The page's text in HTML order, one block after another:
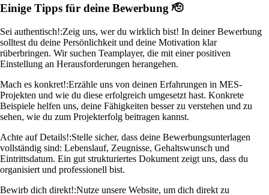
Einige Tipps für deine Bewerbung 🫡
Sei authentisch!:Zeig uns, wer du wirklich bist! In deiner Bewerbung
solltest du deine Persönlichkeit und deine Motivation klar
rüberbringen. Wir suchen Teamplayer, die mit einer positiven
Einstellung an Herausforderungen herangehen.
Mach es konkret!:Erzähle uns von deinen Erfahrungen in MES-
Projekten und wie du diese erfolgreich umgesetzt hast. Konkrete
Beispiele helfen uns, deine Fähigkeiten besser zu verstehen und zu
sehen, wie du zum Projekterfolg beitragen kannst.
Achte auf Details!:Stelle sicher, dass deine Bewerbungsunterlagen
vollständig sind: Lebenslauf, Zeugnisse, Gehaltswunsch und
Eintrittsdatum. Ein gut strukturiertes Dokument zeigt uns, dass du
organisiert und professionell bist.
Bewirb dich direkt!:Nutze unsere Website, um dich direkt zu